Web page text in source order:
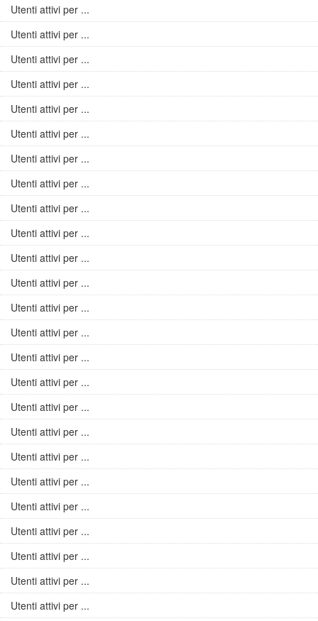
Utenti attivi per ...
Utenti attivi per ...
Utenti attivi per ...
Utenti attivi per ...
Utenti attivi per ...
Utenti attivi per ...
Utenti attivi per ...
Utenti attivi per ...
Utenti attivi per ...
Utenti attivi per ...
Utenti attivi per ...
Utenti attivi per ...
Utenti attivi per ...
Utenti attivi per ...
Utenti attivi per ...
Utenti attivi per ...
Utenti attivi per ...
Utenti attivi per ...
Utenti attivi per ...
Utenti attivi per ...
Utenti attivi per ...
Utenti attivi per ...
Utenti attivi per ...
Utenti attivi per ...
Utenti attivi per ...